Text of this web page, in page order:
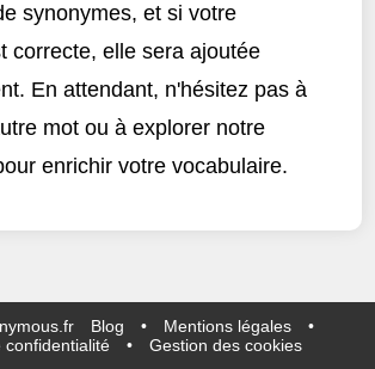
synonymes, et si votre
correcte, elle sera ajoutée
En attendant, n'hésitez pas à
mot ou à explorer notre
enrichir votre vocabulaire.
Blog • Mentions légales
•
confidentialité
• Gestion des cookies